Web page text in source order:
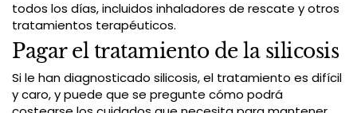
todos los días, incluidos inhaladores de rescate y otros
tratamientos terapéuticos.
Pagar el tratamiento de la silicosis
Si le han diagnosticado silicosis, el tratamiento es difícil
y caro, y puede que se pregunte cómo podrá